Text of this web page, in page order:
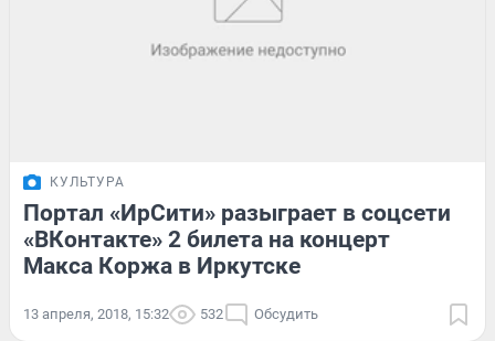
КУЛЬТУРА
Портал «ИрСити» разыграет в соцсети
«ВКонтакте» 2 билета на концерт
Макса Коржа в Иркутске
13 апреля, 2018, 15:32 532 Обсудить